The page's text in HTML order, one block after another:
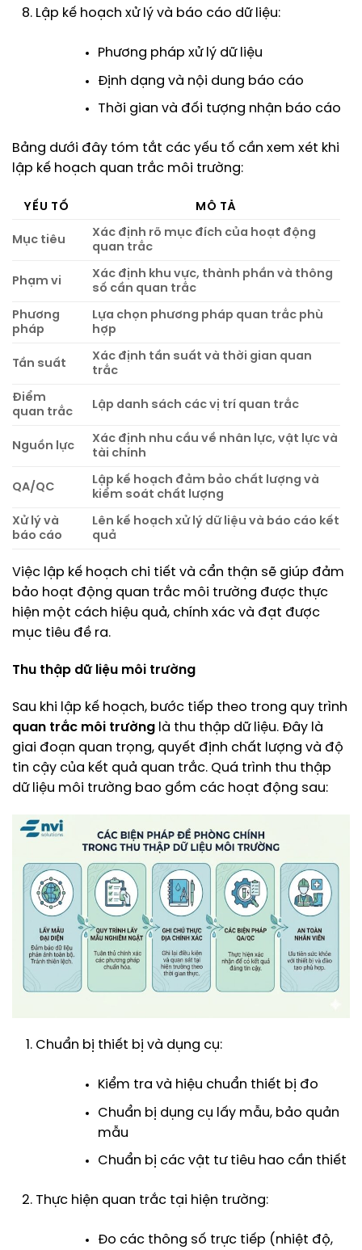
Lập kế hoạch xử lý và báo cáo dữ liệu:
Phương pháp xử lý dữ liệu
Định dạng và nội dung báo cáo
Thời gian và đối tượng nhận báo cáo
Bảng dưới đây tóm tắt các yếu tố cần xem xét khi
lập kế hoạch quan trắc môi trường:
YẾU TỐ MÔ TẢ
Mục tiêu
Xác định rõ mục đích của hoạt động
quan trắc
Phạm vi
Xác định khu vực, thành phần và thông
số cần quan trắc
Phương
pháp
Lựa chọn phương pháp quan trắc phù
hợp
Tần suất
Xác định tần suất và thời gian quan
trắc
Điểm
quan trắc
Lập danh sách các vị trí quan trắc
Nguồn lực
Xác định nhu cầu về nhân lực, vật lực và
tài chính
QA/QC
Lập kế hoạch đảm bảo chất lượng và
kiểm soát chất lượng
Xử lý và
báo cáo
Lên kế hoạch xử lý dữ liệu và báo cáo kết
quả
Việc lập kế hoạch chi tiết và cẩn thận sẽ giúp đảm
bảo hoạt động quan trắc môi trường được thực
hiện một cách hiệu quả, chính xác và đạt được
mục tiêu đề ra.
Thu thập dữ liệu môi trường
Sau khi lập kế hoạch, bước tiếp theo trong quy trình
quan trắc môi trường là thu thập dữ liệu. Đây là
giai đoạn quan trọng, quyết định chất lượng và độ
tin cậy của kết quả quan trắc. Quá trình thu thập
dữ liệu môi trường bao gồm các hoạt động sau:
Chuẩn bị thiết bị và dụng cụ:
Kiểm tra và hiệu chuẩn thiết bị đo
Chuẩn bị dụng cụ lấy mẫu, bảo quản
mẫu
Chuẩn bị các vật tư tiêu hao cần thiết
Thực hiện quan trắc tại hiện trường:
Đo các thông số trực tiếp (nhiệt độ,